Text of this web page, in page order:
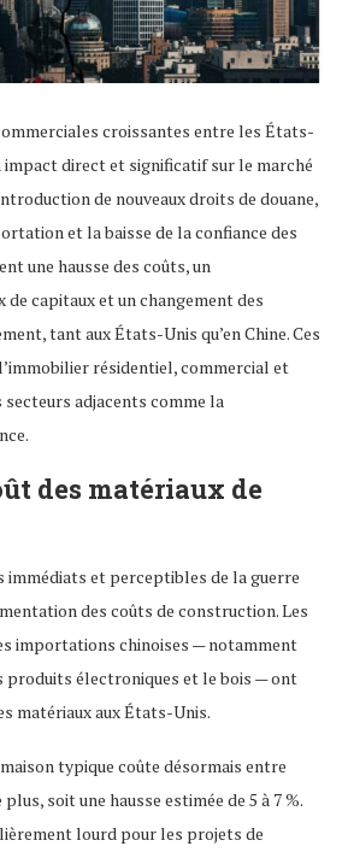
croissantes entre les États-
impact direct et significatif sur le marché
de nouveaux droits de douane,
et la baisse de la confiance des
une hausse des coûts, un
capitaux et un changement des
tant aux États-Unis qu’en Chine. Ces
résidentiel, commercial et
adjacents comme la
des matériaux de
immédiats et perceptibles de la guerre
des coûts de construction. Les
importations chinoises — notamment
produits électroniques et le bois — ont
matériaux aux États-Unis.
typique coûte désormais entre
plus, soit une hausse estimée de 5 à 7 %.
lourd pour les projets de